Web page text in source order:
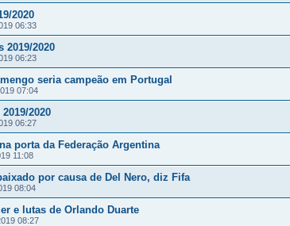
2020
06:33
2019/2020
06:23
seria campeão em Portugal
07:04
2020
06:27
porta da Federação Argentina
11:08
por causa de Del Nero, diz Fifa
08:04
e lutas de Orlando Duarte
08:27